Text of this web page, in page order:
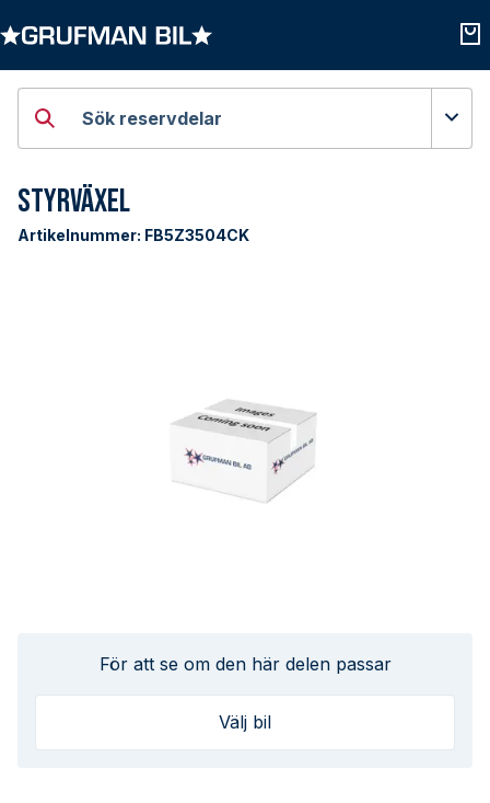
Sök reservdelar
Styrväxel
Artikelnummer: FB5Z3504CK
För att se om den här delen passar
Välj bil